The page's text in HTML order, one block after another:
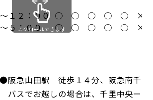
１２：００ ○ ○ ○ ○ ○ ×
５：００
○ ○ ○ ○ ○ ×
スクロールできます
●阪急山田駅 徒歩１４分、阪急南千
バスでお越しの場合は、千里中央ー